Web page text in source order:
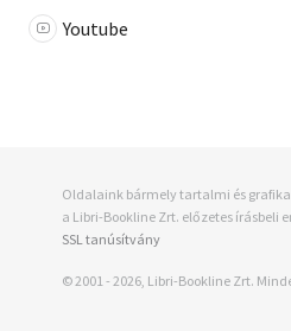
Youtube
Oldalaink bármely tartalmi és
a Libri-Bookline Zrt. előzetes írásbeli
SSL tanúsítvány
© 2001 - 2026, Libri-Bookline Zrt.